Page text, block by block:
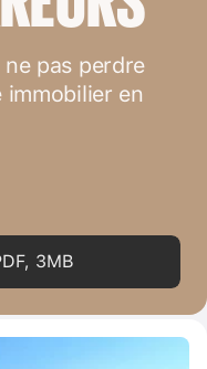
ne pas perdre
immobilier en
3MB